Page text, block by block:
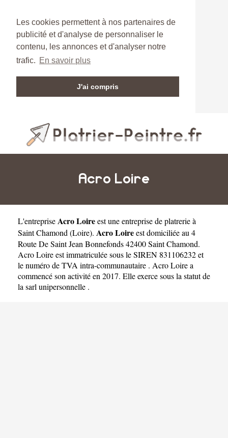
Les cookies permettent à nos partenaires de
publicité et d'analyse de personnaliser le
contenu, les annonces et d'analyser notre
trafic. En savoir plus
J'ai compris
Acro Loire
L'entrepriseAcro Loireest uneentreprise de platrerie à
Saint Chamond (Loire). Acro Loireest domiciliée au 4
Route De Saint Jean Bonnefonds 42400 Saint Chamond.
Acro Loire est immatriculée sous le SIREN 831106232 et
le numéro de TVA intra-communautaire . Acro Loire a
commencé son activité en 2017. Elle exerce sous la statut de
la sarl unipersonnelle .